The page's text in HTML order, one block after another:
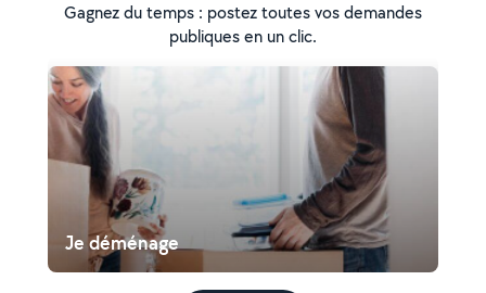
Gagnez du temps : postez toutes vos demandes
publiques en un clic.
Je déménage